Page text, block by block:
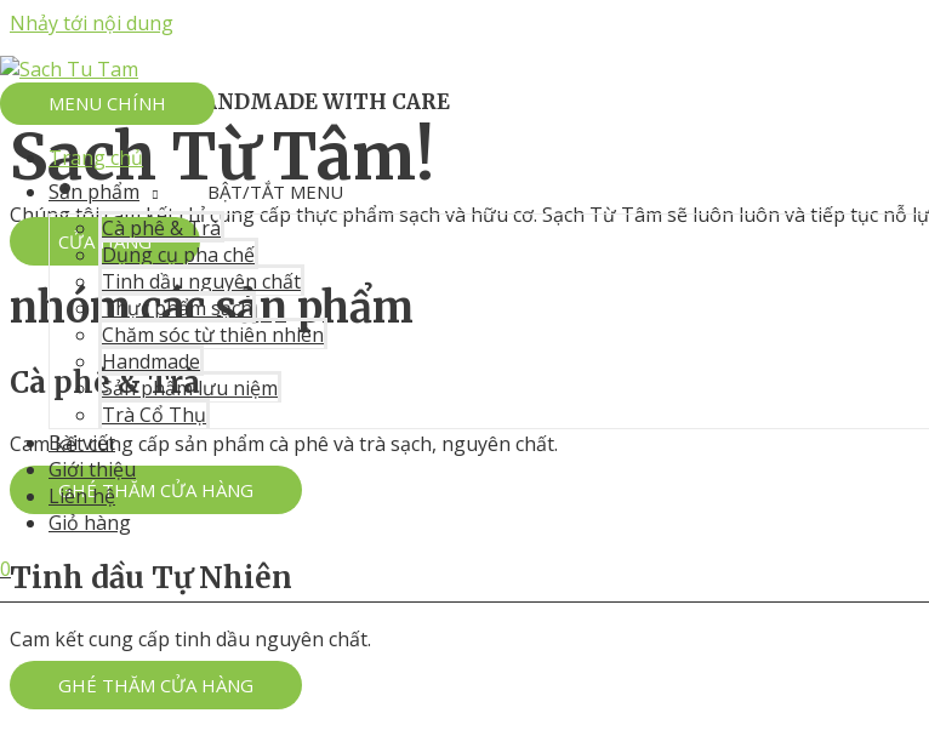
Nhảy tới nội dung
MENU CHÍNH
Trang chủ
Sản phẩm
BẬT/TẮT MENU
Cà phê & Trà
Dụng cụ pha chế
Tinh dầu nguyên chất
Thực phẩm sạch
Chăm sóc từ thiên nhiên
Handmade
Sản phẩm lưu niệm
Trà Cổ Thụ
Bài viết
Giới thiệu
Liên hệ
Giỏ hàng
0
100% NATURAL HANDMADE WITH CARE
Sạch Từ Tâm!
Chúng tôi cam kết chỉ cung cấp thực phẩm sạch và hữu cơ. Sạch Từ Tâm sẽ luôn luôn và tiếp tục
CỬA HÀNG
nhóm các sản phẩm
Cà phê & Trà
Cam kết cung cấp sản phẩm cà phê và trà sạch, nguyên chất.
GHÉ THĂM CỬA HÀNG
Tinh dầu Tự Nhiên
Cam kết cung cấp tinh dầu nguyên chất.
GHÉ THĂM CỬA HÀNG